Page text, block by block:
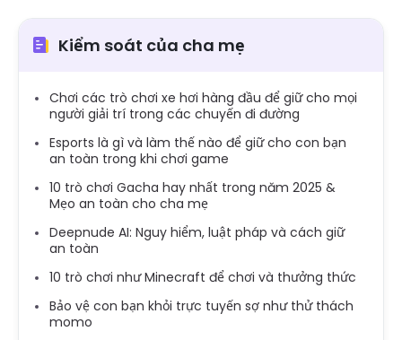
Kiểm soát của cha mẹ
Chơi các trò chơi xe hơi hàng đầu để giữ cho mọi
người giải trí trong các chuyến đi đường
Esports là gì và làm thế nào để giữ cho con bạn
an toàn trong khi chơi game
10 trò chơi Gacha hay nhất trong năm 2025 &
Mẹo an toàn cho cha mẹ
Deepnude AI: Nguy hiểm, luật pháp và cách giữ
an toàn
10 trò chơi như Minecraft để chơi và thưởng thức
Bảo vệ con bạn khỏi trực tuyến sợ như thử thách
momo